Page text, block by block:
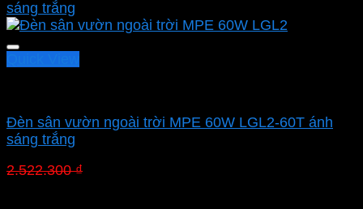
1.765.610 ₫.
Đèn sân vườn ngoài trời MPE 60W LGL2-60T ánh
sáng trắng
2.522.300₫